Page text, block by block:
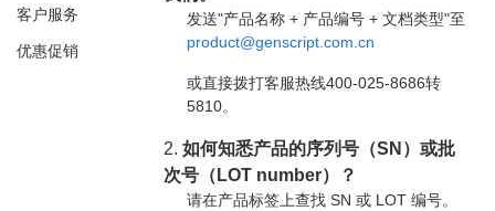
客户服务
优惠促销
发送"产品名称 + 产品编号 + 文档类型"至
product@genscript.com.cn
或直接拨打客服热线400-025-8686转
5810。
2.如何知悉产品的序列号（SN）或批
次号（LOT number）？
请在产品标签上查找 SN 或 LOT 编号。